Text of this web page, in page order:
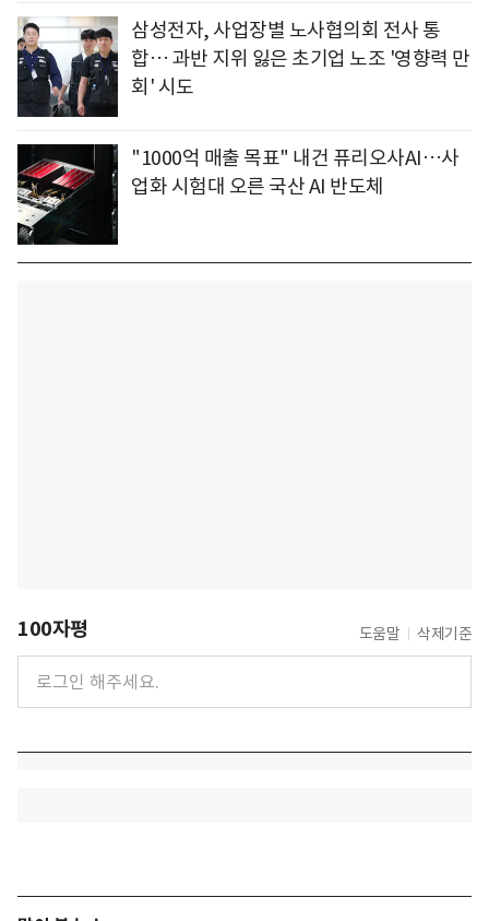
삼성전자, 사업장별 노사협의회 전사 통
합… 과반 지위 잃은 초기업 노조 '영향력 만
회' 시도
"1000억 매출 목표" 내건 퓨리오사AI…사
업화 시험대 오른 국산 AI 반도체
100자평 도움말 삭제기준